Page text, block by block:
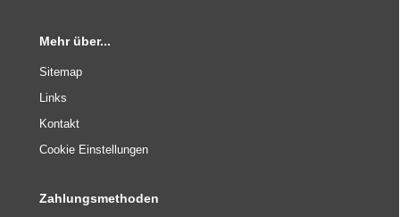
Mehr über...
Sitemap
Links
Kontakt
Cookie Einstellungen
Zahlungsmethoden